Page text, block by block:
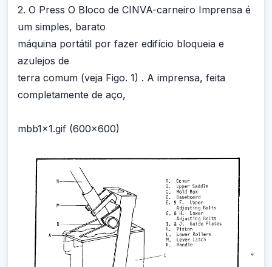
2. O Press O Bloco de CINVA-carneiro Imprensa é
um simples, barato
máquina portátil por fazer edifício bloqueia e
azulejos de
terra comum (veja Figo. 1) . A imprensa, feita
completamente de aço,
mbb1x1.gif (600x600)